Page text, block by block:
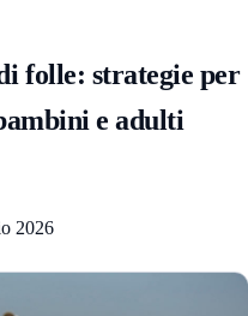
folle: strategie per
e adulti
2026